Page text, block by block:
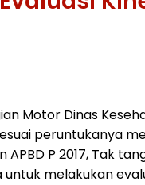
Motor Dinas
peruntukanya
P 2017, Tak
melakukan